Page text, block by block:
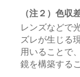
（注２）色収
レンズなどで
ズレが生じる
用いることで
鏡を構築する